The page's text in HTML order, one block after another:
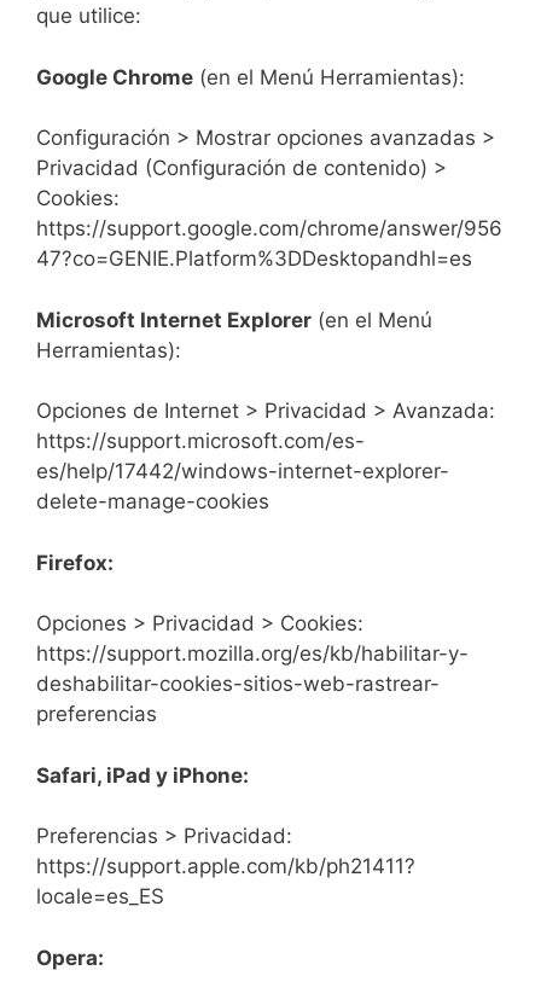
que utilice:
Google Chrome (en el Menú Herramientas):
Configuración > Mostrar opciones avanzadas >
Privacidad (Configuración de contenido) >
Cookies:
https://support.google.com/chrome/answer/956
47?co=GENIE.Platform%3DDesktopandhl=es
Microsoft Internet Explorer (en el Menú
Herramientas):
Opciones de Internet > Privacidad > Avanzada:
https://support.microsoft.com/es-
es/help/17442/windows-internet-explorer-
delete-manage-cookies
Firefox:
Opciones > Privacidad > Cookies:
https://support.mozilla.org/es/kb/habilitar-y-
deshabilitar-cookies-sitios-web-rastrear-
preferencias
Safari, iPad y iPhone:
Preferencias > Privacidad:
https://support.apple.com/kb/ph21411?
locale=es_ES
Opera: